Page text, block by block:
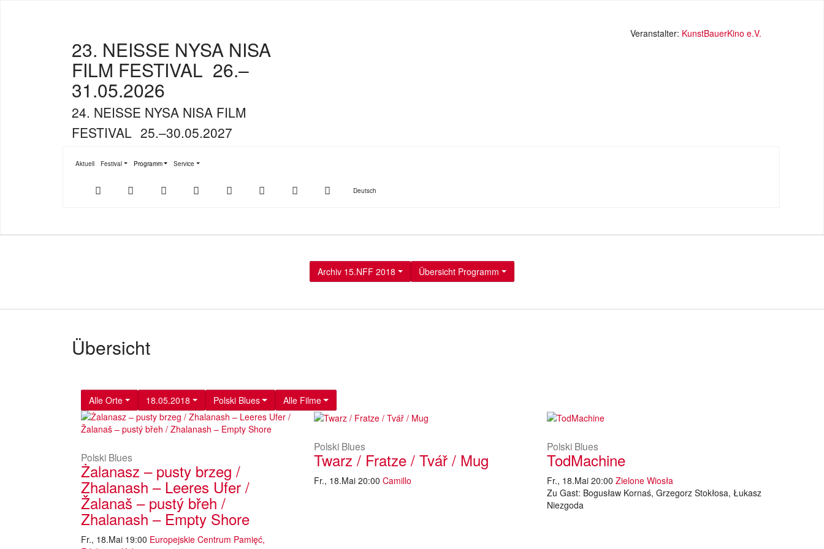
23. NEISSE NYSA NISA
FILM FESTIVAL 26.–
31.05.2026
24. NEISSE NYSA NISA FILM
FESTIVAL 25.–30.05.2027
Veranstalter: KunstBauerKino e.V.
Aktuell Festival
Submenu for "Festival"
Programm
Submenu for "Programm"
Service
Submenu for "Service"
Store
Play
Youtube Facebook Twitter Instagram SucheDeutsch
Archiv 15.NFF 2018 Übersicht Programm
Übersicht
Alle Orte 18.05.2018 Polski Blues Alle Filme
Polski Blues
Żalanasz – pusty brzeg /
Zhalanash – Leeres Ufer /
Žalanaš – pustý břeh /
Zhalanash – Empty Shore
Fr., 18.Mai 19:00 Europejskie Centrum Pamięć,
Polski Blues
Twarz / Fratze / Tvář / Mug
Fr., 18.Mai 20:00 Camillo
Polski Blues
TodMachine
Fr., 18.Mai 20:00 Zielone Wiosła
Zu Gast: Bogusław Kornaś, Grzegorz Stokłosa, Łukasz
Niezgoda